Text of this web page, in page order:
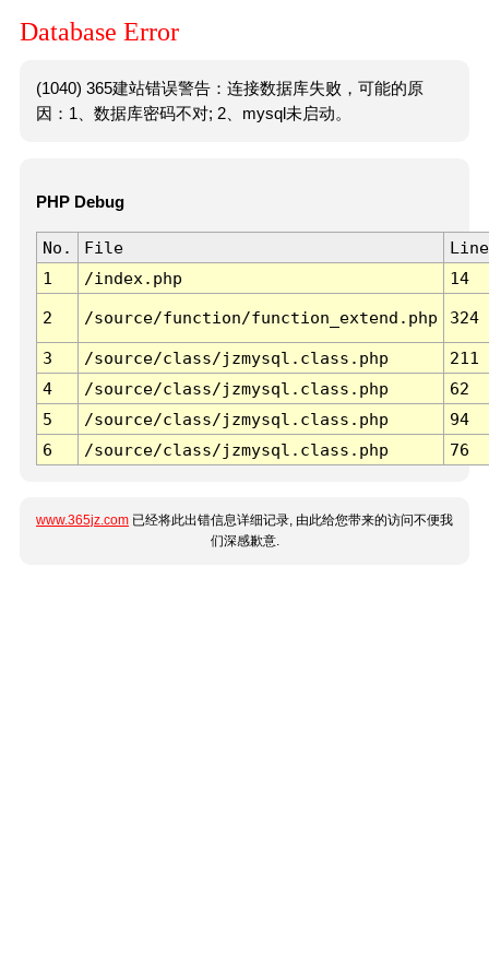
Database Error
(1040) 365建站错误警告：连接数据库失败，可能的原
因：1、数据库密码不对; 2、mysql未启动。
PHP Debug
No. File
Line
1
/index.php 14
2 /source/function/function_extend.php 324
3 /source/class/jzmysql.class.php
211
4
/source/class/jzmysql.class.php
62
5
/source/class/jzmysql.class.php
94
6
/source/class/jzmysql.class.php 76
www.365jz.com 已经将此出错信息详细记录, 由此给您带来的访问不便我
们深感歉意.